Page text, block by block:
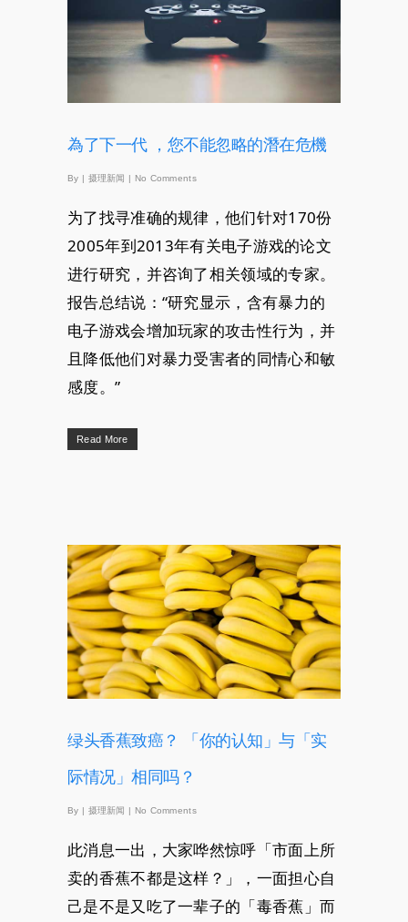
為了下一代 ，您不能忽略的潛在危機
By | 摄理新闻 | No Comments
为了找寻准确的规律，他们针对170份
2005年到2013年有关电子游戏的论文
进行研究，并咨询了相关领域的专家。
报告总结说：“研究显示，含有暴力的
电子游戏会增加玩家的攻击性行为，并
且降低他们对暴力受害者的同情心和敏
感度。”
Read More
绿头香蕉致癌？ 「你的认知」与「实
际情况」相同吗？
By | 摄理新闻 | No Comments
此消息一出，大家哗然惊呼「市面上所
卖的香蕉不都是这样？」，一面担心自
己是不是又吃了一辈子的「毒香蕉」而